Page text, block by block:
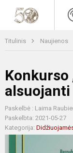
Titulinis Naujienos
Konkurso
Paskelbė : Laima
Paskelbta: 2021-05-27
Kategorija: